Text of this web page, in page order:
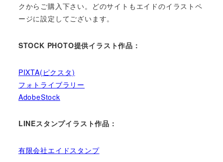
クからご購入下さい。どのサイトもエイドのイラストペ
ージに設定してございます。
STOCK PHOTO提供イラスト作品：
PIXTA(ピクスタ)
フォトライブラリー
AdobeStock
LINEスタンプイラスト作品：
有限会社エイドスタンプ